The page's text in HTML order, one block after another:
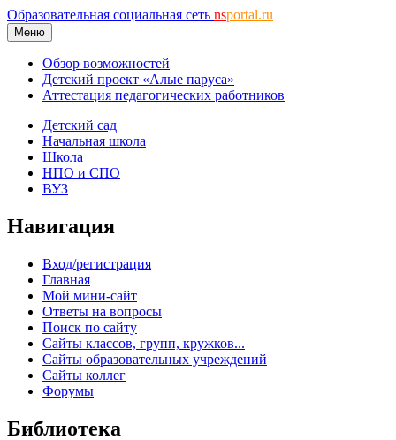
Образовательная социальная сеть nsportal.ru
Меню
Обзор возможностей
Детский проект «Алые паруса»
Аттестация педагогических работников
Детский сад
Начальная школа
Школа
НПО и СПО
ВУЗ
Навигация
Вход/регистрация
Главная
Мой мини-сайт
Ответы на вопросы
Поиск по сайту
Сайты классов, групп, кружков...
Сайты образовательных учреждений
Сайты коллег
Форумы
Библиотека